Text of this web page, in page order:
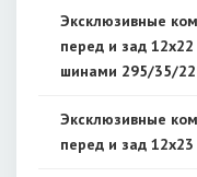
Эксклюзивные
перед и зад
шинами 295/35/22
Эксклюзивные
перед и зад